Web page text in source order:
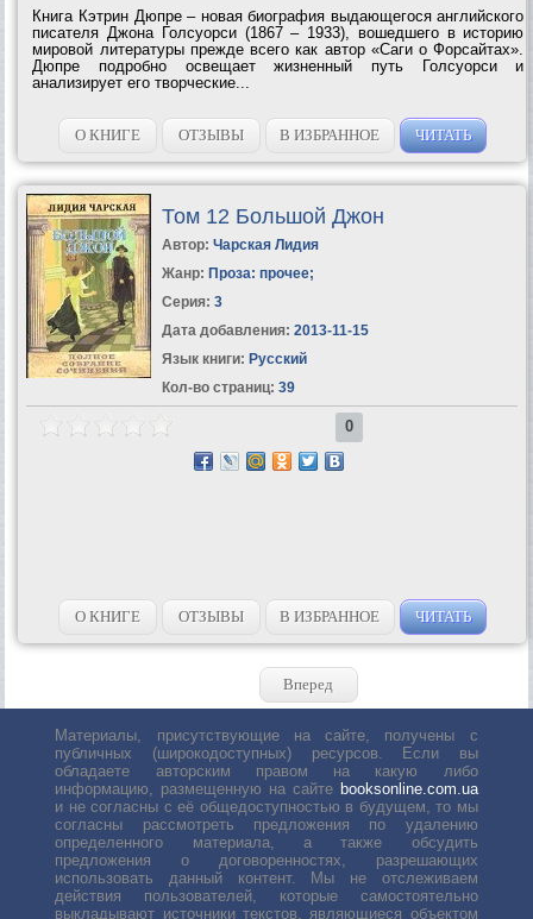
Книга Кэтрин Дюпре – новая биография выдающегося английского
писателя Джона Голсуорси (1867 – 1933), вошедшего в историю
мировой литературы прежде всего как автор «Саги о Форсайтах».
Дюпре подробно освещает жизненный путь Голсуорси и
анализирует его творческие...
О КНИГЕ ОТЗЫВЫ В ИЗБРАННОЕ ЧИТАТЬ
Том 12 Большой Джон
Автор: Чарская Лидия
Жанр: Проза: прочее;
Серия: 3
Дата добавления: 2013-11-15
Язык книги: Русский
Кол-во страниц: 39
0
О КНИГЕ ОТЗЫВЫ В ИЗБРАННОЕ ЧИТАТЬ
Вперед
Материалы, присутствующие на сайте, получены с
публичных (широкодоступных) ресурсов. Если вы
обладаете авторским правом на какую либо
информацию, размещенную на сайте booksonline.com.ua
и не согласны с её общедоступностью в будущем, то мы
согласны рассмотреть предложения по удалению
определенного материала, а также обсудить
предложения о договоренностях, разрешающих
использовать данный контент. Мы не отслеживаем
действия пользователей, которые самостоятельно
выкладывают источники текстов, являющиеся объектом